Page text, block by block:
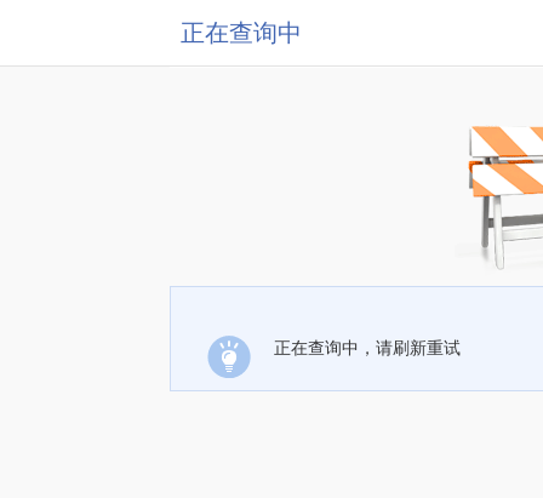
正在查询中
正在查询中，请刷新重试